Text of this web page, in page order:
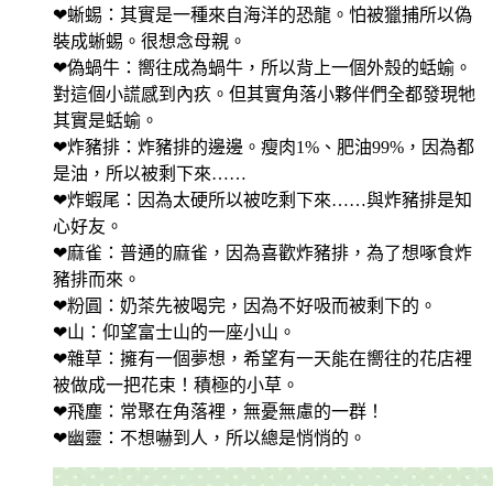
❤蜥蜴：其實是一種來自海洋的恐龍。怕被獵捕所以偽
裝成蜥蜴。很想念母親。
❤偽蝸牛：嚮往成為蝸牛，所以背上一個外殼的蛞蝓。
對這個小謊感到內疚。但其實角落小夥伴們全都發現牠
其實是蛞蝓。
❤炸豬排：炸豬排的邊邊。瘦肉1%、肥油99%，因為都
是油，所以被剩下來……
❤炸蝦尾：因為太硬所以被吃剩下來……與炸豬排是知
心好友。
❤麻雀：普通的麻雀，因為喜歡炸豬排，為了想啄食炸
豬排而來。
❤粉圓：奶茶先被喝完，因為不好吸而被剩下的。
❤山：仰望富士山的一座小山。
❤雜草：擁有一個夢想，希望有一天能在嚮往的花店裡
被做成一把花束！積極的小草。
❤飛塵：常聚在角落裡，無憂無慮的一群！
❤幽靈：不想嚇到人，所以總是悄悄的。